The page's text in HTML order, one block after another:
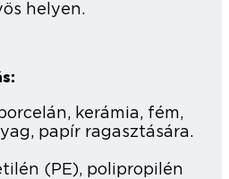
helyen.
kerámia, fém,
papír ragasztására.
(PE), polipropilén